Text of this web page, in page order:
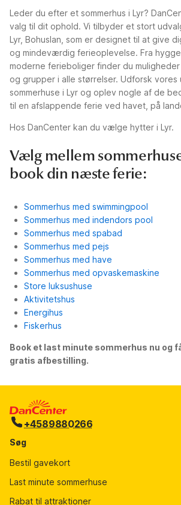
Leder du efter et sommerhus i Lyr?
valg til dit ophold. Vi tilbyder et stort
Lyr, Bohuslan, som er designet til at give
og mindeværdig ferieoplevelse. Fra
moderne ferieboliger finder du
og grupper i alle størrelser. Udforsk vores
sommerhuse i Lyr og oplev nogle af de
til en afslappende ferie ved havet, på
Hos DanCenter kan du vælge hytter i Lyr.
Vælg mellem
book din næste ferie:
Sommerhus med swimmingpool
Sommerhus med indendors pool
Sommerhus med spabad
Sommerhus med pejs
Sommerhus med have
Sommerhus med opvaskemaskine
Store luksushuse
Aktivitetshus
Energihus
Fiskerhus
Book et last minute sommerhus nu og
gratis afbestilling.
+4589880266
Søg
Bestil gavekort
Last minute sommerhuse
Rabat til attraktioner